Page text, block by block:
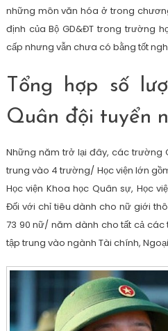
những môn văn hóa ở trong
định của Bộ GD&ĐT trong trường
cấp nhưng vẫn chưa có bằng tốt
Tổng hợp số
Quân đội tuyển
Những năm trở lại đây, các trường
trung vào 4 trường/ Học viện lớn
Học viện Khoa học Quân sự, Học
Đối với chỉ tiêu dành cho nữ giới
73 90 nữ/ năm dành cho tất cả
tập trung vào ngành Tài chính,